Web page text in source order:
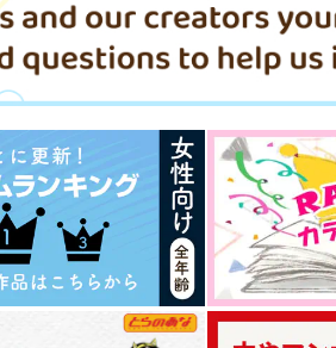
あさぎりゲンという男
最果て領域
498 （税込）
あさぎりゲン×石神千空
専売 1,257円（税込）
Dr.STONE
石神千空×あさぎりゲン